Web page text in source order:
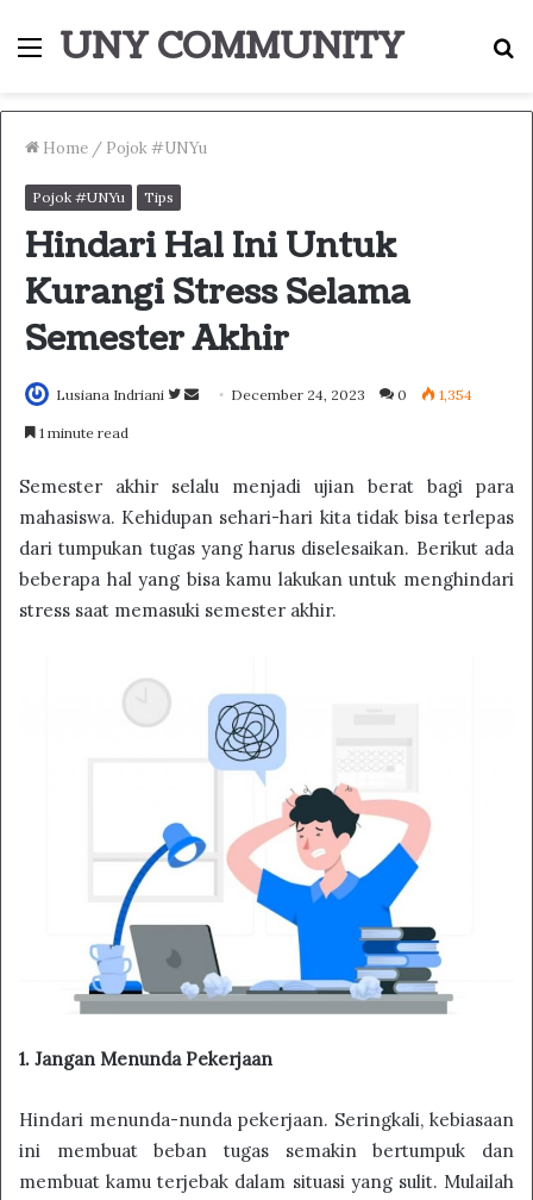
Menu
UNY COMMUNITY
Home / Pojok #UNYu
Pojok #UNYu Tips
Hindari Hal Ini Untuk
Kurangi Stress Selama
Semester Akhir
Lusiana Indriani
Follow
Send December 24, 2023 0 1,354
1 minute read
Semester akhir selalu menjadi ujian berat bagi para
mahasiswa. Kehidupan sehari-hari kita tidak bisa terlepas
dari tumpukan tugas yang harus diselesaikan. Berikut ada
beberapa hal yang bisa kamu lakukan untuk menghindari
stress saat memasuki semester akhir.
1. Jangan Menunda Pekerjaan
Hindari menunda-nunda pekerjaan. Seringkali, kebiasaan
ini membuat beban tugas semakin bertumpuk dan
membuat kamu terjebak dalam situasi yang sulit. Mulailah